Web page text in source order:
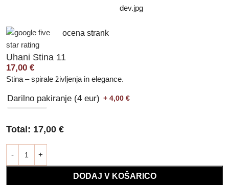
ocena strank
Uhani Stina 11
17,00 €
Stina – spirale življenja in elegance.
Darilno pakiranje (4 eur) + 4,00 €
Total: 17,00 €
DODAJ V KOŠARICO